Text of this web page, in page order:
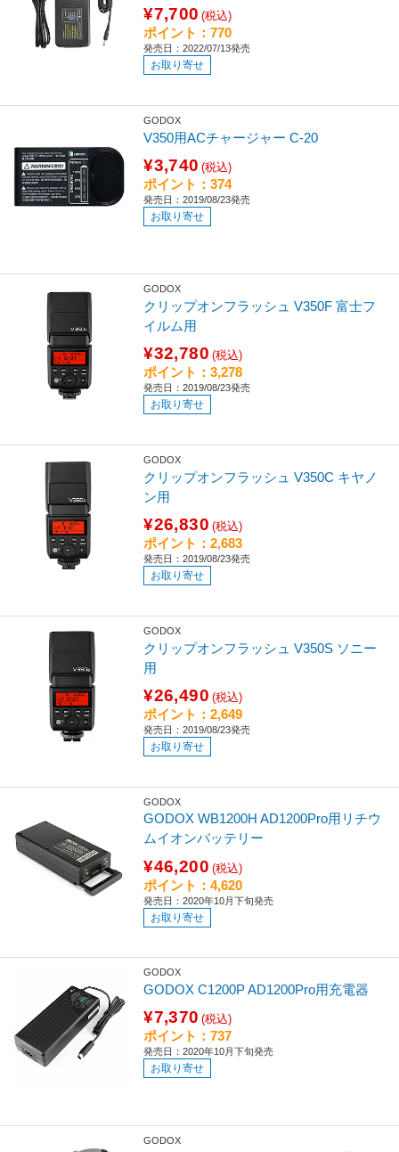
¥7,700 (税込)
ポイント：770
発売日：2022/07/13発売
お取り寄せ
GODOX
V350用ACチャージャー C-20
¥3,740 (税込)
ポイント：374
発売日：2019/08/23発売
お取り寄せ
GODOX
クリップオンフラッシュ V350F 富士フ
イルム用
¥32,780 (税込)
ポイント：3,278
発売日：2019/08/23発売
お取り寄せ
GODOX
クリップオンフラッシュ V350C キヤノ
ン用
¥26,830 (税込)
ポイント：2,683
発売日：2019/08/23発売
お取り寄せ
GODOX
クリップオンフラッシュ V350S ソニー
用
¥26,490 (税込)
ポイント：2,649
発売日：2019/08/23発売
お取り寄せ
GODOX
GODOX WB1200H AD1200Pro用リチウ
ムイオンバッテリー
¥46,200 (税込)
ポイント：4,620
発売日：2020年10月下旬発売
お取り寄せ
GODOX
GODOX C1200P AD1200Pro用充電器
¥7,370 (税込)
ポイント：737
発売日：2020年10月下旬発売
お取り寄せ
GODOX